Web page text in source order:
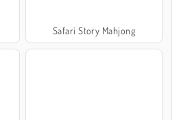
Safari Story Mahjong